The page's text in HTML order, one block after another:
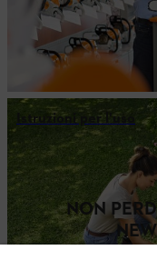
Istruzioni per l'uso
NON